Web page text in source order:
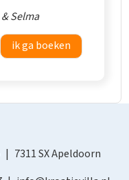
Selma
ik ga boeken
7311 SX Apeldoorn